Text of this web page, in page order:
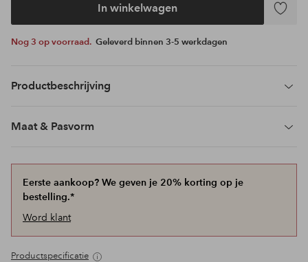
In winkelwagen
Nog 3 op voorraad. Geleverd binnen 3-5 werkdagen
Productbeschrijving
Maat & Pasvorm
Eerste aankoop? We geven je 20% korting op je
bestelling.*
Word klant
Productspecificatie